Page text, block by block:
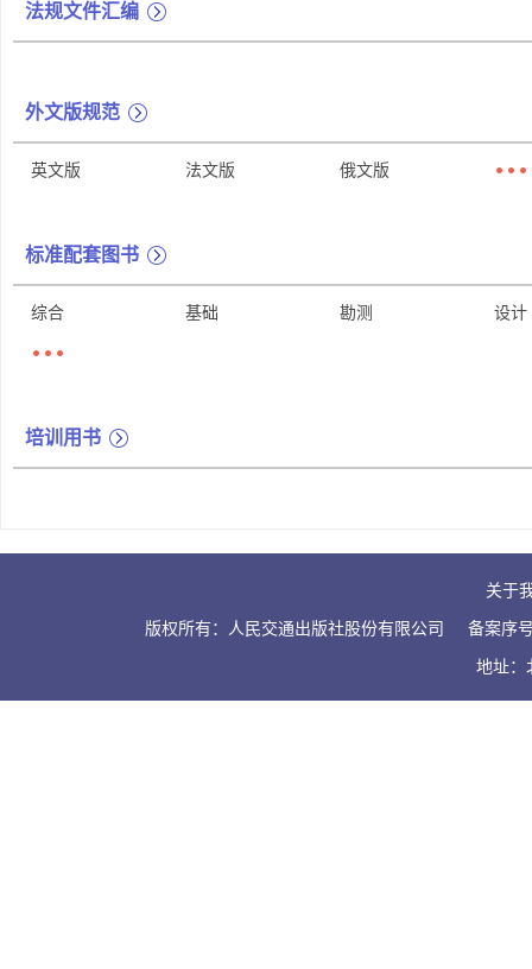
法规文件汇编
外文版规范
英文版 法文版 俄文版
标准配套图书
综合 基础 勘测 设计
培训用书
关于
版权所有：人民交通出版社股份有限公司
备案序
地址：